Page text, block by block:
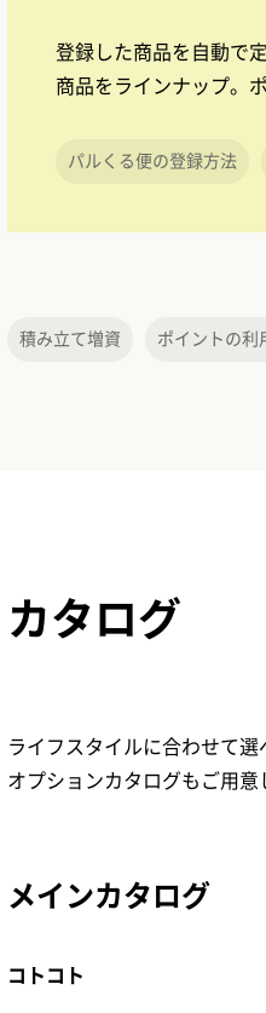
登録した商品を自動で
商品をラインナップ。
パルくる便の登録方法
積み立て増資 ポイントの利
カタログ
ライフスタイルに合わせて
オプションカタログもご用意
メインカタログ
コトコト